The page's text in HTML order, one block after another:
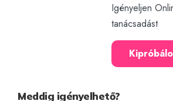
Igényeljen
tanácsadást
Meddig igényelhető?